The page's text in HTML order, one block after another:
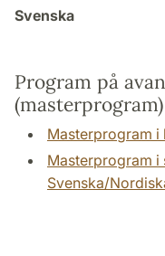
Svenska
Program på
(masterprogram)
Masterprogram
Masterprogram i
Svenska/